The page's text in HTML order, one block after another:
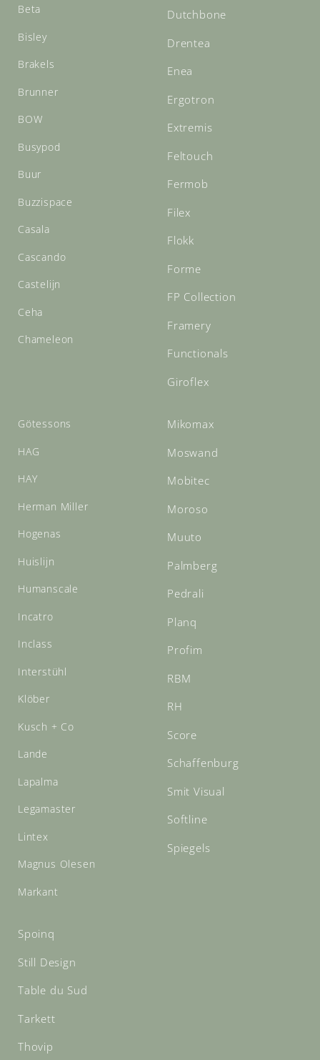
Beta
Bisley
Brakels
Brunner
BOW
Busypod
Buur
Buzzispace
Casala
Cascando
Castelijn
Ceha
Chameleon
Dutchbone
Drentea
Enea
Ergotron
Extremis
Feltouch
Fermob
Filex
Flokk
Forme
FP Collection
Framery
Functionals
Giroflex
Götessons
HAG
HAY
Herman Miller
Hogenas
Huislijn
Humanscale
Incatro
Inclass
Interstühl
Klöber
Kusch + Co
Lande
Lapalma
Legamaster
Lintex
Magnus Olesen
Markant
Mikomax
Moswand
Mobitec
Moroso
Muuto
Palmberg
Pedrali
Planq
Profim
RBM
RH
Score
Schaffenburg
Smit Visual
Softline
Spiegels
Spoinq
Still Design
Table du Sud
Tarkett
Thovip